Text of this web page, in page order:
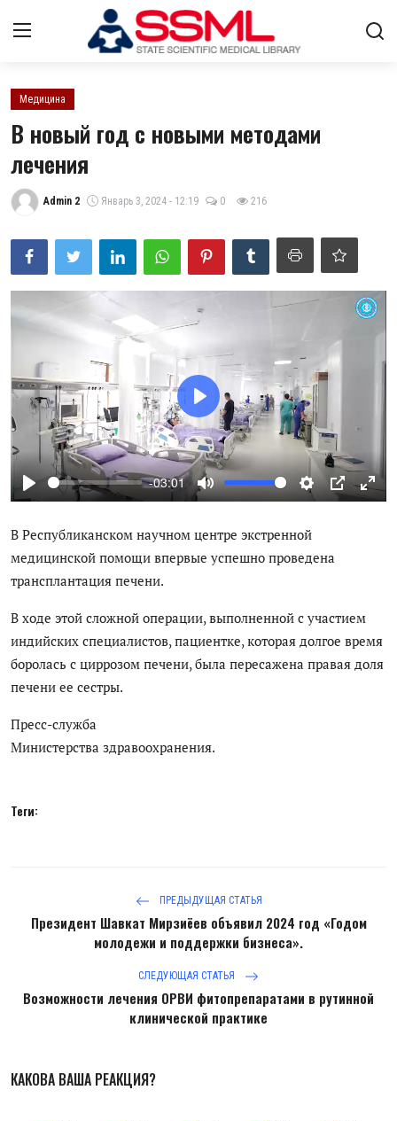
Авторизоваться
Главная
Архив журналов Узбекистана
Контакты
Стратегический план развития
ГНМБ
Цифровые коллекции
История здравоохранения Узбекистана
Периодические издания
Медики Узбекистана
Фотогалерея
ВАК
ИИ
Статистика
PDF-translator
Антикоррупция
Медицина
В новый год с новыми методами
лечения
Admin 2 Январь 3, 2024 - 12:19 0 216
P
a
y
-03:01
M
t
e
S
t
t
g
s
P
E
l
l
P
l
a
y
В Республиканском научном центре экстренной
медицинской помощи впервые успешно проведена
трансплантация печени.
В ходе этой сложной операции, выполненной с участием
индийских специалистов, пациентке, которая долгое время
боролась с циррозом печени, была пересажена правая доля
печени ее сестры.
Пресс-служба
Министерства здравоохранения.
Теги:
ПРЕДЫДУЩАЯ СТАТЬЯ
Президент Шавкат Мирзиёев объявил 2024 год «Годом
молодежи и поддержки бизнеса».
СЛЕДУЮЩАЯ СТАТЬЯ
Возможности лечения ОРВИ фитопрепаратами в рутинной
клинической практике
КАКОВА ВАША РЕАКЦИЯ?